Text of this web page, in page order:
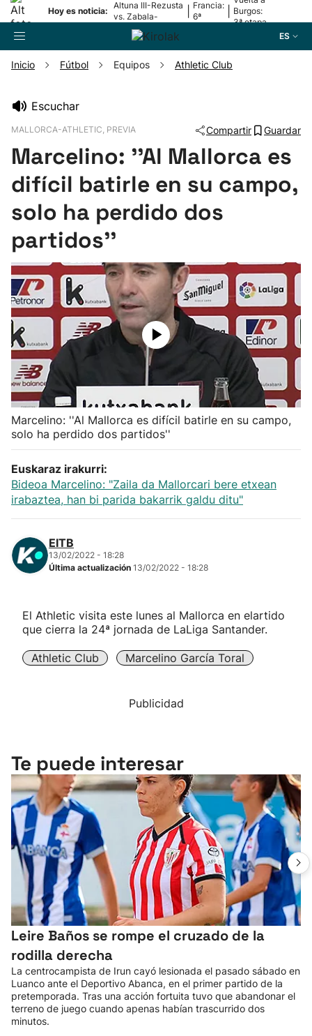
Hoy es noticia:
Altuna III-Rezusta
vs. Zabala-
Zabaleta
Francia:
6ª
Burgos:
3ª etapa
ES
Pelota
Remo
Baloncesto
Ciclismo
Herri-kirolak
Balonmano
Kirolak 360
Atletismo
Carreras de montaña
"Helmuga"
Inicio Fútbol Equipos Athletic Club
Escuchar
MALLORCA-ATHLETIC, PREVIA Compartir Guardar
Marcelino: ''Al Mallorca es
difícil batirle en su campo,
solo ha perdido dos
partidos''
Marcelino: ''Al Mallorca es difícil batirle en su campo,
solo ha perdido dos partidos''
Euskaraz irakurri:
Bideoa Marcelino: "Zaila da Mallorcari bere etxean
irabaztea, han bi parida bakarrik galdu ditu"
EITB
13/02/2022 - 18:28
Última actualización 13/02/2022 - 18:28
El Athletic visita este lunes al Mallorca en elartido
que cierra la 24ª jornada de LaLiga Santander.
Athletic Club Marcelino García Toral
Publicidad
Te puede interesar
Leire Baños se rompe el cruzado de la
rodilla derecha
La centrocampista de Irun cayó lesionada el pasado sábado en
Luanco ante el Deportivo Abanca, en el primer partido de la
pretemporada. Tras una acción fortuita tuvo que abandonar el
terreno de juego cuando apenas habían trascurrido dos
minutos.